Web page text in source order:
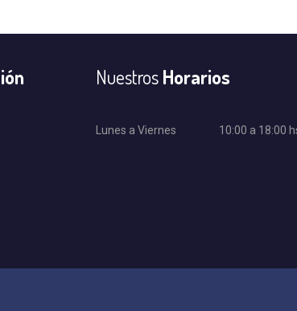
NuestrosHorarios
Lunes a Viernes 10:00 a 18:00